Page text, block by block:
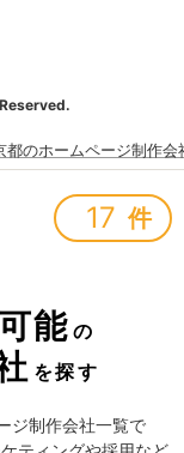
都のホームページ制作会
17 件
能 の
を探す
ジ制作会社一覧で